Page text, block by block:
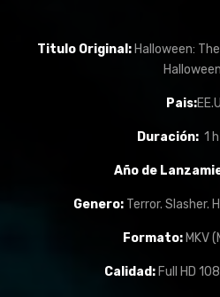
Titulo Original: Halloween:
Pais:
Duración: 1
Año de
Genero: Terror. Slasher.
Formato: MKV
Calidad: Full HD